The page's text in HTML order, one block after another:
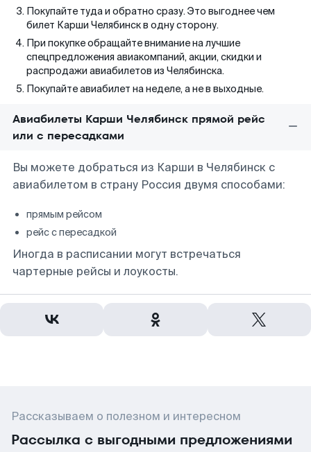
Покупайте туда и обратно сразу. Это выгоднее чем
билет Карши Челябинск в одну сторону.
При покупке обращайте внимание на лучшие
спецпредложения авиакомпаний, акции, скидки и
распродажи авиабилетов из Челябинска.
Покупайте авиабилет на неделе, а не в выходные.
Авиабилеты Карши Челябинск прямой рейс
или с пересадками
Вы можете добраться из Карши в Челябинск с
авиабилетом в страну Россия двумя способами:
прямым рейсом
рейс с пересадкой
Иногда в расписании могут встречаться
чартерные рейсы и лоукосты.
Рассказываем о полезном и интересном
Рассылка с выгодными предложениями